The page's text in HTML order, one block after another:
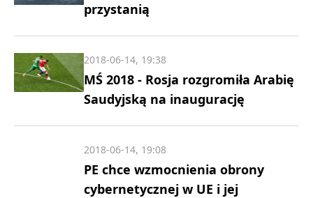
przystanią
MŚ 2018 - Rosja rozgromiła Arabię
Saudyjską na inaugurację
2018-06-14, 19:38
PE chce wzmocnienia obrony
cybernetycznej w UE i jej
2018-06-14, 19:08